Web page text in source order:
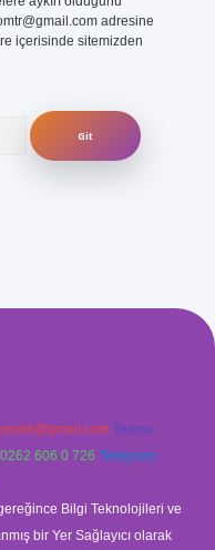
adresine
içerisinde sitemizden
Teams:
606 0 726 Telegram:
Bilgi Teknolojileri ve
bir Yer Sağlayıcı olarak